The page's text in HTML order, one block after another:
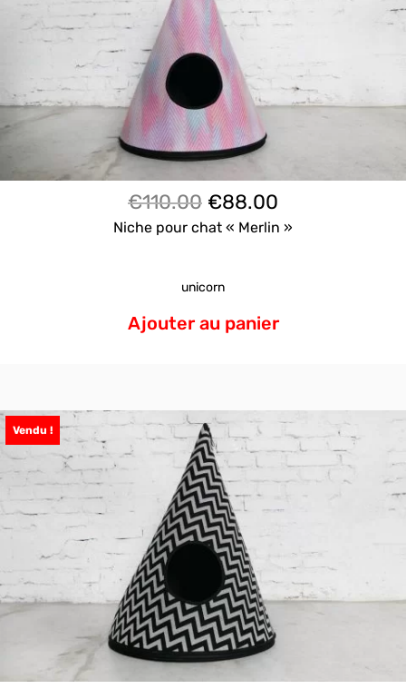
€110.00 Le
prix
€110.00.
€88.00
prix
Niche pour chat « Merlin »
unicorn
Ajouter au panier
Vendu !